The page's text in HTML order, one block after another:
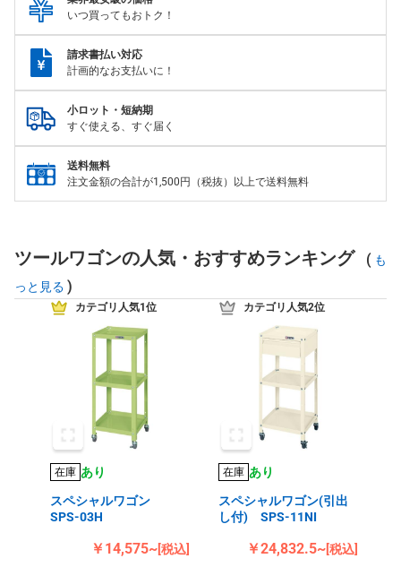
いつ買ってもおトク！
請求書払い対応
計画的なお支払いに！
小ロット・短納期
すぐ使える、すぐ届く
送料無料
注文金額の合計が1,500円（税抜）以上で送料無料
ツールワゴンの人気・おすすめランキング ( も
っと見る )
カテゴリ人気1位
在庫 あり
スペシャルワゴン
SPS-03H
￥14,575~[税込]
カテゴリ人気2位
在庫 あり
スペシャルワゴン(引出
し付) SPS-11NI
￥24,832.5~[税込]